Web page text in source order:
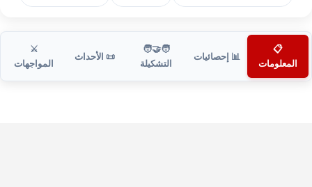
📋
المعلومات
📊 إحصائيات
🧑‍🤝‍🧑
التشكيلة
📜 الأحداث
⚔️
المواجهات